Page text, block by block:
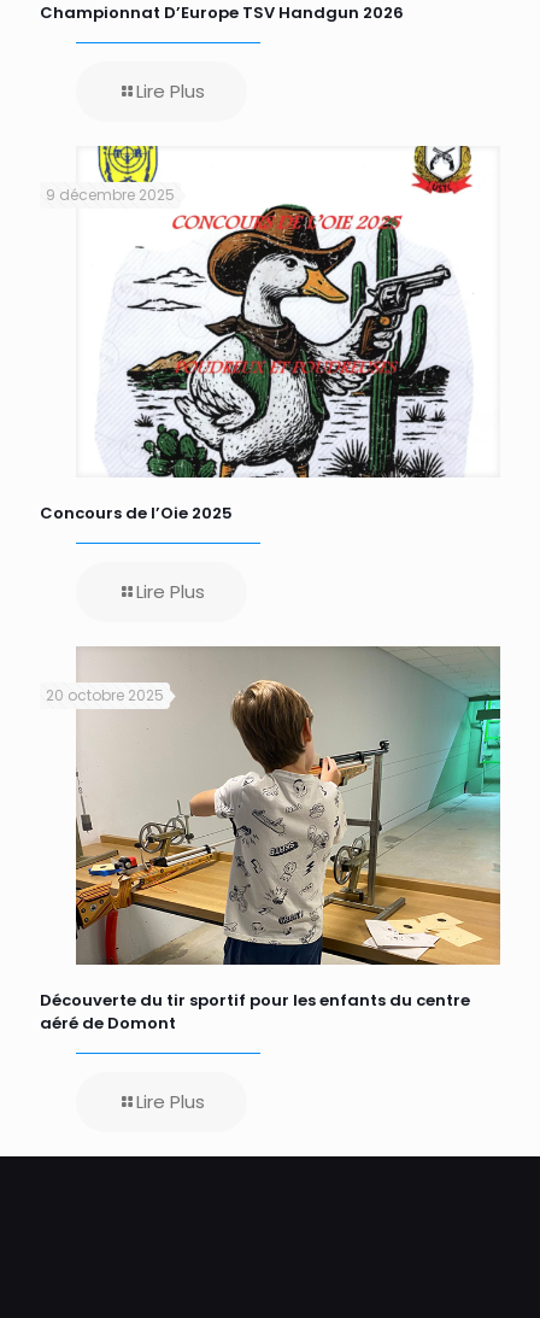
Championnat D’Europe TSV Handgun 2026
Lire Plus
9 décembre 2025
Concours de l’Oie 2025
Lire Plus
20 octobre 2025
Découverte du tir sportif pour les enfants du centre
aéré de Domont
Lire Plus